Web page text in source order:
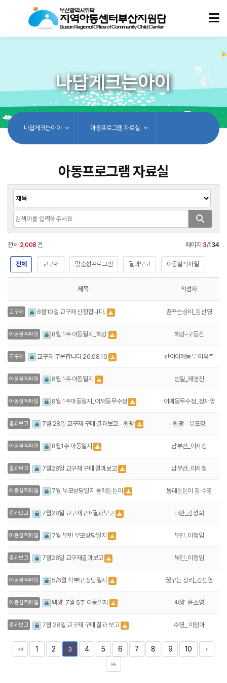
나답게크는아이
나답게크는아이 아동프로그램 자료실
아동프로그램 자료실
전체 2,008 건 페이지 3/134
전체 교구재 맞춤형프로그램 결과보고 아동실적파일
제목 작성자
교구재 8월10일 교구재 신청합니다. 꿈꾸는상리_김선영
아동실적파일 8월 1주 아동일지_해강 해강-구동선
교구재 교구재 주문합니다 26.08.10 반여어깨동무 이옥주
아동실적파일 8월 1주 아동일지 범일_제명진
아동실적파일 8월 1주아동일지_어깨동무수정 어깨동무수정_정자영
결과보고 7월 28일 교구재 구매 결과보고 - 원광 원광 - 유도경
아동실적파일 8월1주 아동일지 남부산_이서정
결과보고 7월28일 교구재 구매 결과보고 남부산_이서정
아동실적파일 7월 부모상담일지 동래튼튼이 동래튼튼이 김 수영
결과보고 7월28일 교구재구매결과보고 대한_김성희
아동실적파일 7월 부민 부모상담일지 부민_이정임
결과보고 7월28일 교구재결과보고 부민_이정임
아동실적파일 5/6월 학부모 상담일지 꿈꾸는 상리_김선영
아동실적파일 백양_7월 5주 아동일지 백양_윤소영
결과보고 7월 28일 교구재 구매 결과 보고 수영_ 이정아
1 2 3 4 5 6 7 8 9 10